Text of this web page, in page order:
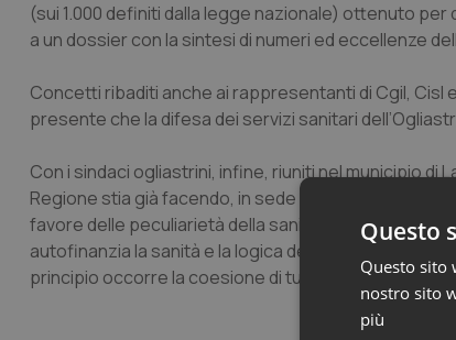
(sui 1.000 definiti dalla legge nazionale) ottenuto
a un dossier con la sintesi di numeri ed eccellenze
Concetti ribaditi anche ai rappresentanti di Cgil, Cisl
presente che la difesa dei servizi sanitari
Con i sindaci ogliastrini, infine, riuniti nel municipio
Regione stia già facendo, in sede di Conferenza
favore delle peculiarietà della sanità della Sardegna.
autofinanzia la sanità e la logica dei soli numeri che
principio occorre la coesione di tutti i soggetti per
Questo
Questo sito
nostro sito
più